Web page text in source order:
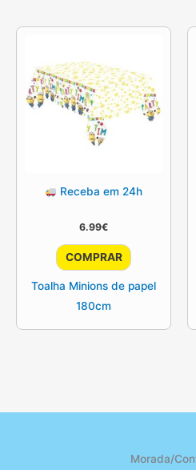
Receba em 24h
6.99€
COMPRAR
Toalha Minions de papel
180cm
Morada/